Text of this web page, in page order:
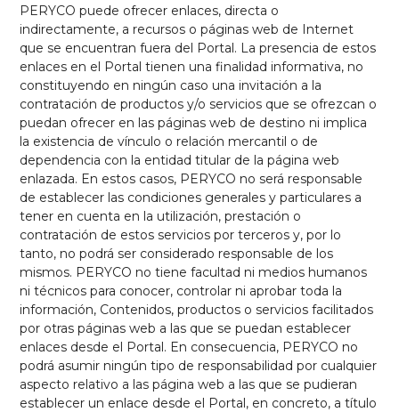
PERYCO puede ofrecer enlaces, directa o
indirectamente, a recursos o páginas web de Internet
que se encuentran fuera del Portal. La presencia de estos
enlaces en el Portal tienen una finalidad informativa, no
constituyendo en ningún caso una invitación a la
contratación de productos y/o servicios que se ofrezcan o
puedan ofrecer en las páginas web de destino ni implica
la existencia de vínculo o relación mercantil o de
dependencia con la entidad titular de la página web
enlazada. En estos casos, PERYCO no será responsable
de establecer las condiciones generales y particulares a
tener en cuenta en la utilización, prestación o
contratación de estos servicios por terceros y, por lo
tanto, no podrá ser considerado responsable de los
mismos. PERYCO no tiene facultad ni medios humanos
ni técnicos para conocer, controlar ni aprobar toda la
información, Contenidos, productos o servicios facilitados
por otras páginas web a las que se puedan establecer
enlaces desde el Portal. En consecuencia, PERYCO no
podrá asumir ningún tipo de responsabilidad por cualquier
aspecto relativo a las página web a las que se pudieran
establecer un enlace desde el Portal, en concreto, a título